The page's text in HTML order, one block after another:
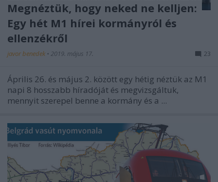
Megnéztük, hogy neked ne kelljen:
Egy hét M1 hírei kormányról és
ellenzékről
javor benedek • 2019. május 17. 23
Április 26. és május 2. között egy hétig néztük az M1
napi 8 hosszabb híradóját és megvizsgáltuk,
mennyit szerepel benne a kormány és a ...